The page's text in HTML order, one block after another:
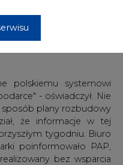
są obarczone
polskiemu systemowi
- oświadczył. Nie
sposób plany rozbudowy
że informacje w tej
tygodniu. Biuro
poinformowało PAP,
bez wsparcia